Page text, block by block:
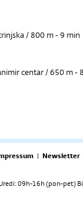
/ 800 m - 9 min
centar / 650 m -
| Newsletter
09h-16h (pon-pet)